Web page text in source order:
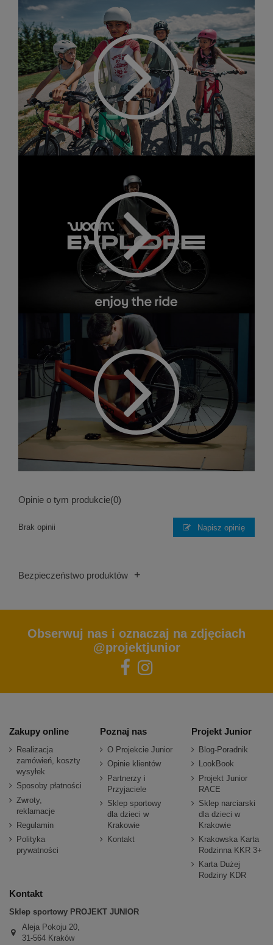
Opinie o tym produkcie(0)
Brak opinii Napisz opinię
Bezpieczeństwo produktów +
Obserwuj nas i oznaczaj na zdjęciach
@projektjunior
Zakupy online
Realizacja
zamówień, koszty
wysyłek
Sposoby płatności
Zwroty,
reklamacje
Regulamin
Polityka
prywatności
Poznaj nas
O Projekcie Junior
Opinie klientów
Partnerzy i
Przyjaciele
Sklep sportowy
dla dzieci w
Krakowie
Kontakt
Projekt Junior
Blog-Poradnik
LookBook
Projekt Junior
RACE
Sklep narciarski
dla dzieci w
Krakowie
Krakowska Karta
Rodzinna KKR 3+
Karta Dużej
Rodziny KDR
Kontakt
Sklep sportowy PROJEKT JUNIOR
Aleja Pokoju 20,
31-564 Kraków